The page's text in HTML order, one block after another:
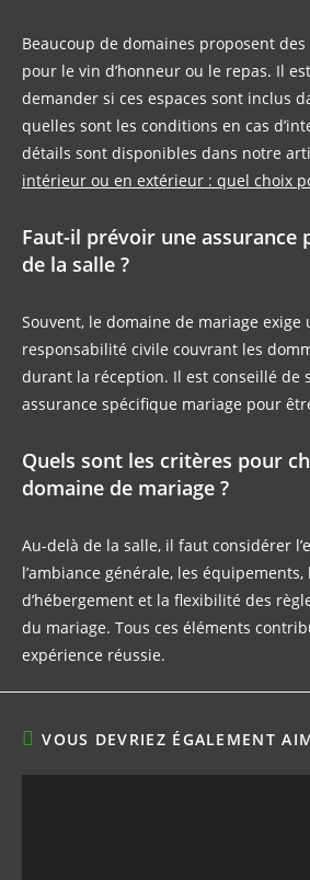
Beaucoup de domaines proposent
pour le vin d’honneur ou le repas. Il
demander si ces espaces sont inclus
quelles sont les conditions en cas
détails sont disponibles dans notre
intérieur ou en extérieur : quel choix
Faut-il prévoir une assurance
de la salle ?
Souvent, le domaine de mariage exige
responsabilité civile couvrant les
durant la réception. Il est conseillé de
assurance spécifique mariage pour
Quels sont les critères pour
domaine de mariage ?
Au-delà de la salle, il faut considérer
l’ambiance générale, les
d’hébergement et la flexibilité des
du mariage. Tous ces éléments
expérience réussie.
VOUS DEVRIEZ ÉGALEMENT